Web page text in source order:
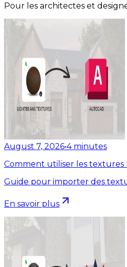
Pour les architectes et
August 7, 2026•4 minutes
Comment utiliser les
Guide pour importer des
En savoir plus